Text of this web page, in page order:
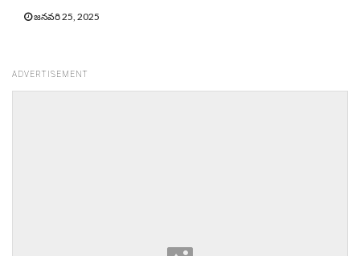
జనవరి 25, 2025
ADVERTISEMENT